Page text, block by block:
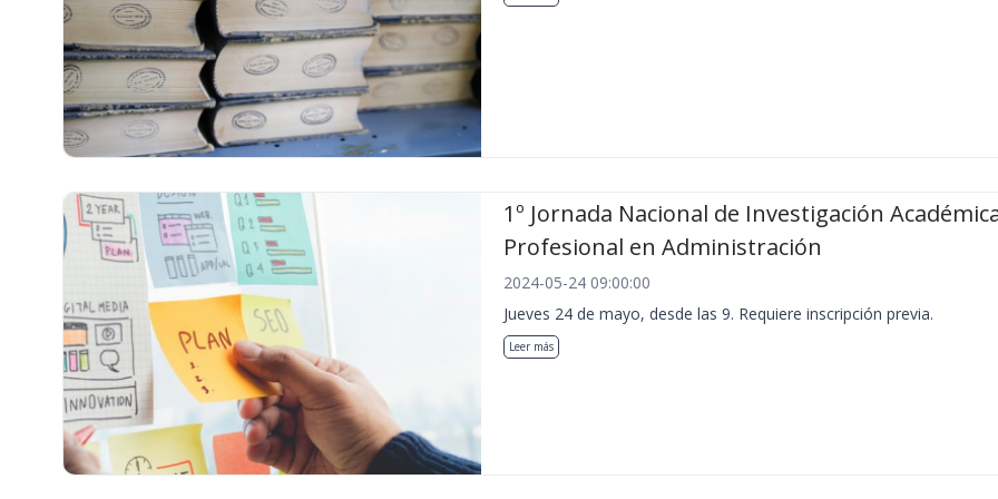
1º Jornada Nacional de Investigación
Profesional en Administración
2024-05-24 09:00:00
Jueves 24 de mayo, desde las 9. Requiere inscripción previa.
Leer más